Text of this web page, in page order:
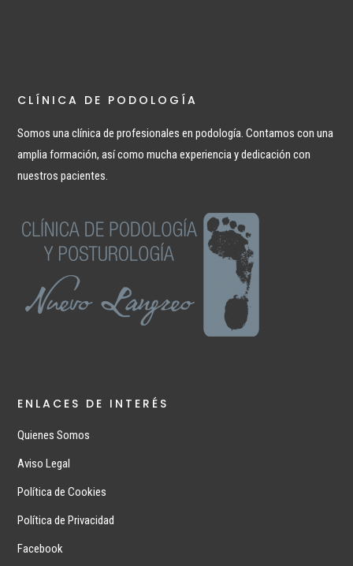
CLÍNICA DE PODOLOGÍA
Somos una clínica de profesionales en podología. Contamos con una
amplia formación, así como mucha experiencia y dedicación con
nuestros pacientes.
ENLACES DE INTERÉS
Quienes Somos
Aviso Legal
Política de Cookies
Política de Privacidad
Facebook